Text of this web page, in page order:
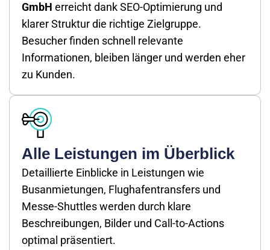
GmbH erreicht dank SEO-Optimierung und
klarer Struktur die richtige Zielgruppe.
Besucher finden schnell relevante
Informationen, bleiben länger und werden eher
zu Kunden.
Alle Leistungen im Überblick
Detaillierte Einblicke in Leistungen wie
Busanmietungen, Flughafentransfers und
Messe-Shuttles werden durch klare
Beschreibungen, Bilder und Call-to-Actions
optimal präsentiert.